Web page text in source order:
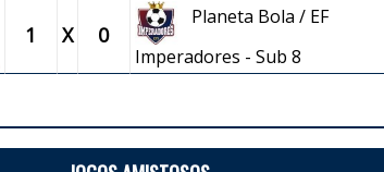
1 X 0
Planeta Bola / EF
Imperadores - Sub 8